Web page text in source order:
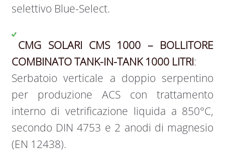
selettivo Blue-Select.
CMG SOLARI CMS 1000 – BOLLITORE
COMBINATO TANK-IN-TANK 1000 LITRI:
Serbatoio verticale a doppio serpentino
per produzione ACS con trattamento
interno di vetrificazione liquida a 850°C,
secondo DIN 4753 e 2 anodi di magnesio
(EN 12438).